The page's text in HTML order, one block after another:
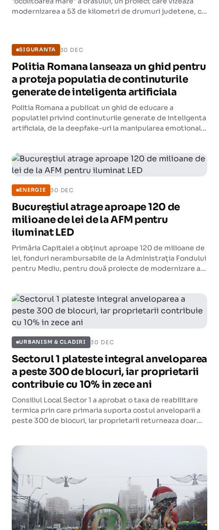
modernizarea a 53 de kilometri de drumuri judetene, cu
SIGURANTA 30 DEC
Politia Romana lanseaza un ghid pentru
a proteja populatia de continuturile
generate de inteligenta artificiala
Politia Romana a publicat un ghid de educare a
populatiei privind continuturile generate de inteligenta
artificiala, de la deepfake-uri la manipularea emotionala
ENERGIE 30 DEC
Bucureștiul atrage aproape 120 de
milioane de lei de la AFM pentru
iluminat LED
Primăria Capitalei a obținut aproape 120 de milioane de
lei, fonduri nerambursabile de la Administrația Fondului
pentru Mediu, pentru două proiecte de modernizare a
URBANISM & CLADIRI 30 DEC
Sectorul 1 plateste integral anveloparea
a peste 300 de blocuri, iar proprietarii
contribuie cu 10% in zece ani
Consiliul Local Sector 1 a aprobat o taxa de reabilitare
termica prin care primaria suporta costul anveloparii a
peste 300 de blocuri, iar proprietarii returneaza doar